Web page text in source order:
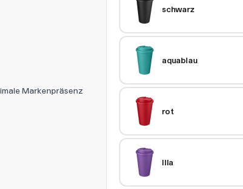
schwarz
aquablau
rot
lila
Markenpräsenz